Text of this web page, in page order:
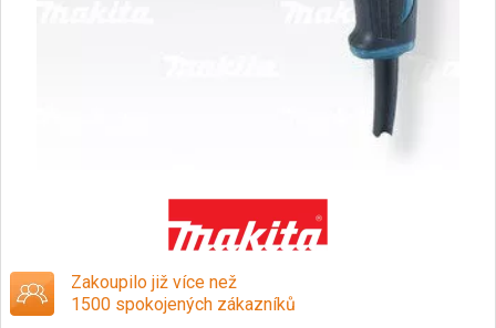
Zakoupilo již více než
1500 spokojených zákazníků